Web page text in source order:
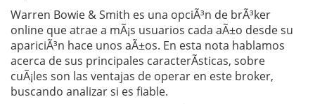
Warren Bowie & Smith es una opciÃ³n de brÃ³ker
online que atrae a mÃ¡s usuarios cada aÃ±o desde su
apariciÃ³n hace unos aÃ±os. En esta nota hablamos
acerca de sus principales caracterÃ­sticas, sobre
cuÃ¡les son las ventajas de operar en este broker,
buscando analizar si es fiable.